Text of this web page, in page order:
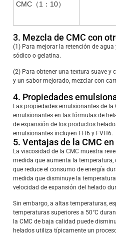
CMC（1：10）
3. Mezcla de CMC con
(1) Para mejorar la retención de
sódico o gelatina.
(2) Para obtener una textura suave y
y un sabor mejorado, mezclar con
4. Propiedades
Las propiedades emulsionantes de la
emulsionantes en las fórmulas de
de expansión de los productos
emulsionantes incluyen FH6 y FVH6.
5. Ventajas de la CMC
La viscosidad de la CMC muestra
medida que aumenta la
que reduce el consumo de energía
medida que disminuye la
velocidad de expansión del helado
Sin embargo, a altas temperaturas,
temperaturas superiores a 50°C
la CMC de baja calidad puede
helados utiliza típicamente un